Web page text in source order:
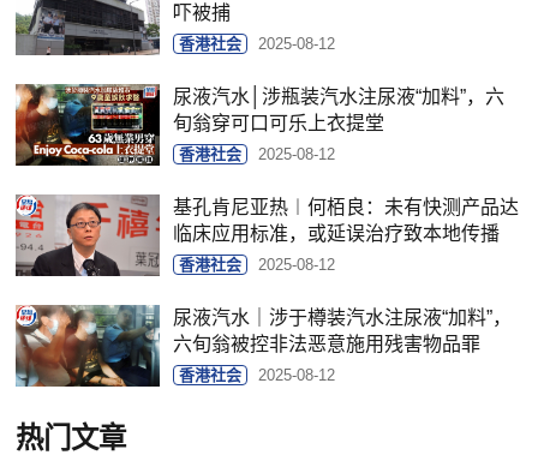
吓被捕
香港社会 2025-08-12
尿液汽水│涉瓶装汽水注尿液“加料”，六
旬翁穿可口可乐上衣提堂
香港社会 2025-08-12
基孔肯尼亚热︱何栢良：未有快测产品达
临床应用标准，或延误治疗致本地传播
香港社会 2025-08-12
尿液汽水｜涉于樽装汽水注尿液“加料”，
六旬翁被控非法恶意施用残害物品罪
香港社会 2025-08-12
热门文章